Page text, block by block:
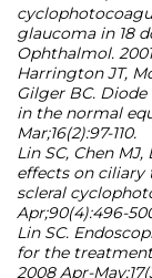
glaucoma in 18
Ophthalmol.
Harrington JT,
Gilger BC.
in the normal
Mar;16(2):97-110.
Lin SC, Chen
effects on ciliary
scleral
Apr;90(4):496-
Lin SC.
for the
2008 Apr-